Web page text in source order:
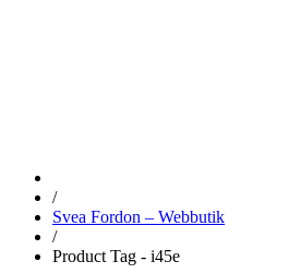
/
Svea Fordon – Webbutik
/
Product Tag - i45e